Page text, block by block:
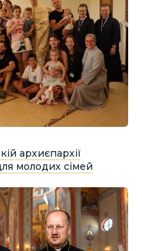
архиєпархії
молодих сімей